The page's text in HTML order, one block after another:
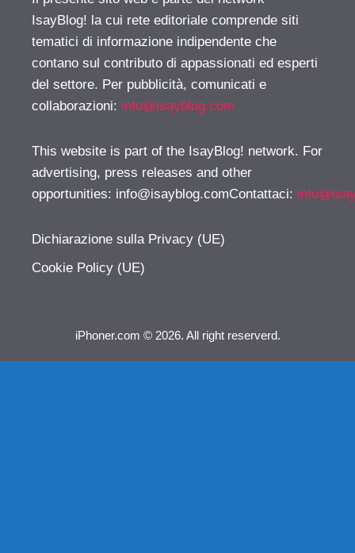
IsayBlog! la cui rete editoriale comprende siti
tematici di informazione indipendente che
contano sul contributo di appassionati ed esperti
del settore. Per pubblicità, comunicati e
collaborazioni: info@isayblog.com
This website is part of the IsayBlog! network. For
advertising, press releases and other
opportunities: info@isayblog.comContattaci:
Dichiarazione sulla Privacy (UE)
Cookie Policy (UE)
iPhoner.com © 2026. All right reserverd.